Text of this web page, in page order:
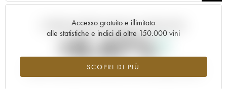
Accesso gratuito e illimitato
alle statistiche e indici di oltre 150.000 vini
SCOPRI DI PIÙ
Andamento della quotazione in tempo reale
+0.47%
Valore in aumento per l'annata 2009 nel 2026 rispetto al 2025